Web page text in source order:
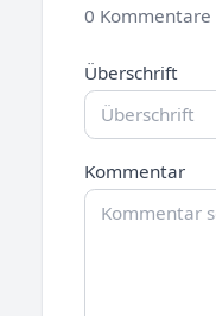
0 Kommentare
Überschrift
Kommentar